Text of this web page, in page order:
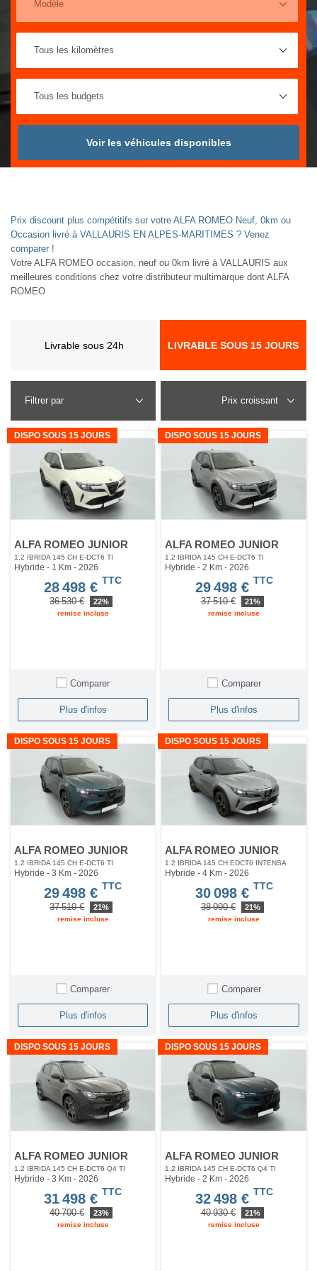
Voir les véhicules disponibles
Prix discount plus compétitifs sur votre ALFA ROMEO Neuf, 0km ou
Occasion livré à VALLAURIS EN ALPES-MARITIMES ? Venez
comparer !
Votre ALFA ROMEO occasion, neuf ou 0km livré à VALLAURIS aux
meilleures conditions chez votre distributeur multimarque dont ALFA
ROMEO
Livrable sous 24h LIVRABLE SOUS 15 JOURS
Filtrer par
DISPO SOUS 15 JOURS
ALFA ROMEO JUNIOR
1.2 IBRIDA 145 CH E-DCT6 TI
Hybride - 1 Km - 2026
28 498 € TTC
36 530 € 22%
remise incluse
Comparer
Plus d'infos
DISPO SOUS 15 JOURS
ALFA ROMEO JUNIOR
1.2 IBRIDA 145 CH E-DCT6 TI
Hybride - 2 Km- 2026
29 498 € TTC
37 510 € 21%
remise incluse
Comparer
Plus d'infos
DISPO SOUS 15 JOURS
ALFA ROMEO JUNIOR
1.2 IBRIDA 145 CH E-DCT6 TI
Hybride - 3 Km - 2026
29 498 € TTC
37 510 € 21%
remise incluse
Comparer
Plus d'infos
DISPO SOUS 15 JOURS
ALFA ROMEO JUNIOR
1.2 IBRIDA 145 CH EDCT6 INTENSA
Hybride - 4 Km- 2026
30 098 € TTC
38 000 € 21%
remise incluse
Comparer
Plus d'infos
DISPO SOUS 15 JOURS
ALFA ROMEO JUNIOR
1.2 IBRIDA 145 CH E-DCT6 Q4 TI
Hybride - 3 Km - 2026
31 498 € TTC
40 700 € 23%
remise incluse
DISPO SOUS 15 JOURS
ALFA ROMEO JUNIOR
1.2 IBRIDA 145 CH E-DCT6 Q4 TI
Hybride - 2 Km- 2026
32 498 € TTC
40 930 € 21%
remise incluse